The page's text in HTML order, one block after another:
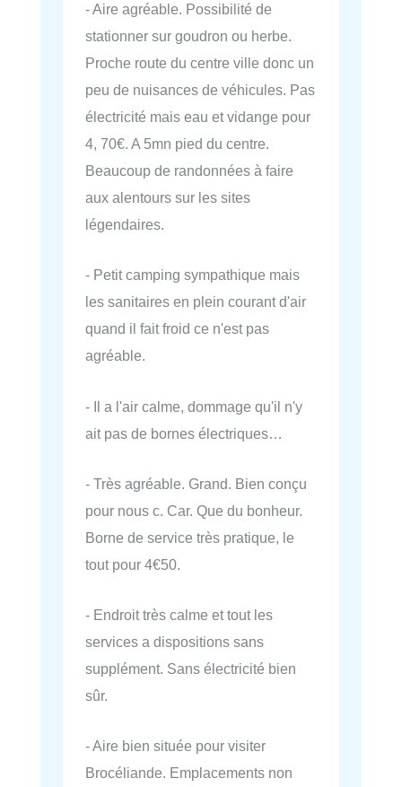
- Aire agréable. Possibilité de
stationner sur goudron ou herbe.
Proche route du centre ville donc un
peu de nuisances de véhicules. Pas
électricité mais eau et vidange pour
4, 70€. A 5mn pied du centre.
Beaucoup de randonnées à faire
aux alentours sur les sites
légendaires.
- Petit camping sympathique mais
les sanitaires en plein courant d'air
quand il fait froid ce n'est pas
agréable.
- Il a l'air calme, dommage qu'il n'y
ait pas de bornes électriques…
- Très agréable. Grand. Bien conçu
pour nous c. Car. Que du bonheur.
Borne de service très pratique, le
tout pour 4€50.
- Endroit très calme et tout les
services a dispositions sans
supplément. Sans électricité bien
sûr.
- Aire bien située pour visiter
Brocéliande. Emplacements non